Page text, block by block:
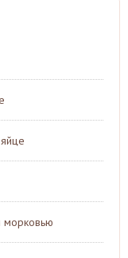
морковью